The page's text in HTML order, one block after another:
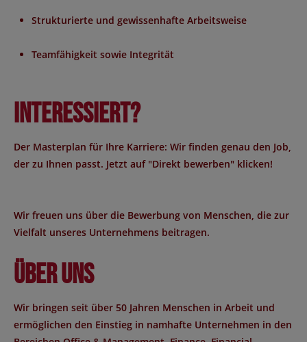
Strukturierte und gewissenhafte Arbeitsweise
Teamfähigkeit sowie Integrität
Interessiert?
Der Masterplan für Ihre Karriere: Wir finden genau den Job,
der zu Ihnen passt. Jetzt auf "Direkt bewerben" klicken!
Wir freuen uns über die Bewerbung von Menschen, die zur
Vielfalt unseres Unternehmens beitragen.
Über uns
Wir bringen seit über 50 Jahren Menschen in Arbeit und
ermöglichen den Einstieg in namhafte Unternehmen in den